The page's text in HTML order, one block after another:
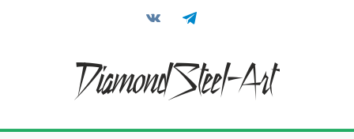
vkontaktetelegram